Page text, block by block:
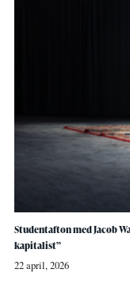
Studentafton med Jacob
kapitalist”
22 april, 2026